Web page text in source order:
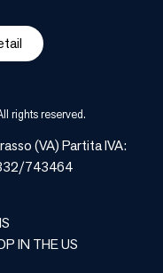
rights reserved.
(VA) Partita IVA:
743464
IN THE US